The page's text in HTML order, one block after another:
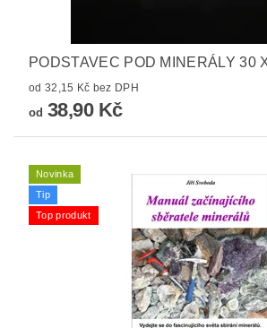
PODSTAVEC POD MINERÁLY 30
od 32,15 Kč bez DPH
od 38,90 Kč
Novinka
Tip
Top produkt